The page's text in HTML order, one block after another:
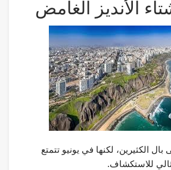
الكثيرين، لكنها في يونيو تتمتع
للاستكشاف.